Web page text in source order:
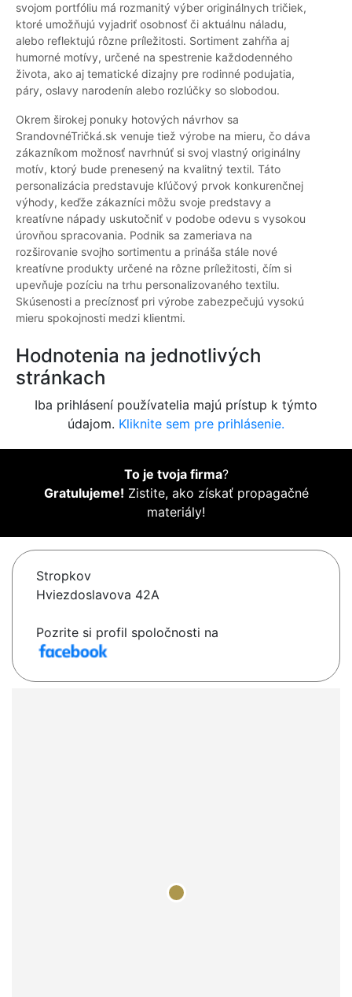
svojom portfóliu má rozmanitý výber originálnych tričiek,
ktoré umožňujú vyjadriť osobnosť či aktuálnu náladu,
alebo reflektujú rôzne príležitosti. Sortiment zahŕňa aj
humorné motívy, určené na spestrenie každodenného
života, ako aj tematické dizajny pre rodinné podujatia,
páry, oslavy narodenín alebo rozlúčky so slobodou.
Okrem širokej ponuky hotových návrhov sa
SrandovnéTričká.sk venuje tiež výrobe na mieru, čo dáva
zákazníkom možnosť navrhnúť si svoj vlastný originálny
motív, ktorý bude prenesený na kvalitný textil. Táto
personalizácia predstavuje kľúčový prvok konkurenčnej
výhody, keďže zákazníci môžu svoje predstavy a
kreatívne nápady uskutočniť v podobe odevu s vysokou
úrovňou spracovania. Podnik sa zameriava na
rozširovanie svojho sortimentu a prináša stále nové
kreatívne produkty určené na rôzne príležitosti, čím si
upevňuje pozíciu na trhu personalizovaného textilu.
Skúsenosti a precíznosť pri výrobe zabezpečujú vysokú
mieru spokojnosti medzi klientmi.
Hodnotenia na jednotlivých
stránkach
Iba prihlásení používatelia majú prístup k týmto
údajom. Kliknite sem pre prihlásenie.
To je tvoja firma?
Gratulujeme! Zistite, ako získať propagačné
materiály!
Stropkov
Hviezdoslavova 42A
Pozrite si profil spoločnosti na